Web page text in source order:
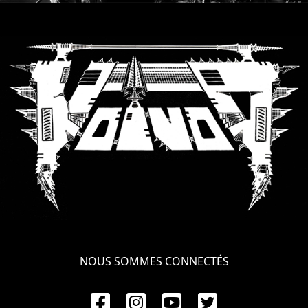
ANARCHY
LOST
MACHINE
NOTHINGFACE
DIMENSION
HATROSS
NOUS SOMMES CONNECTÉS